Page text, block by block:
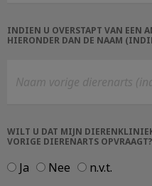
INDIEN U OVERSTAPT VAN EEN
HIERONDER DAN DE NAAM
WILT U DAT MIJN
VORIGE DIERENARTS
Ja Nee n.v.t.